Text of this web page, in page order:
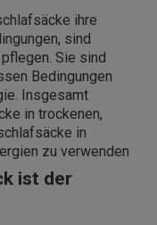
ihre
sind
Sie sind
Bedingungen
Insgesamt
in trockenen,
in
zu verwenden
ist der